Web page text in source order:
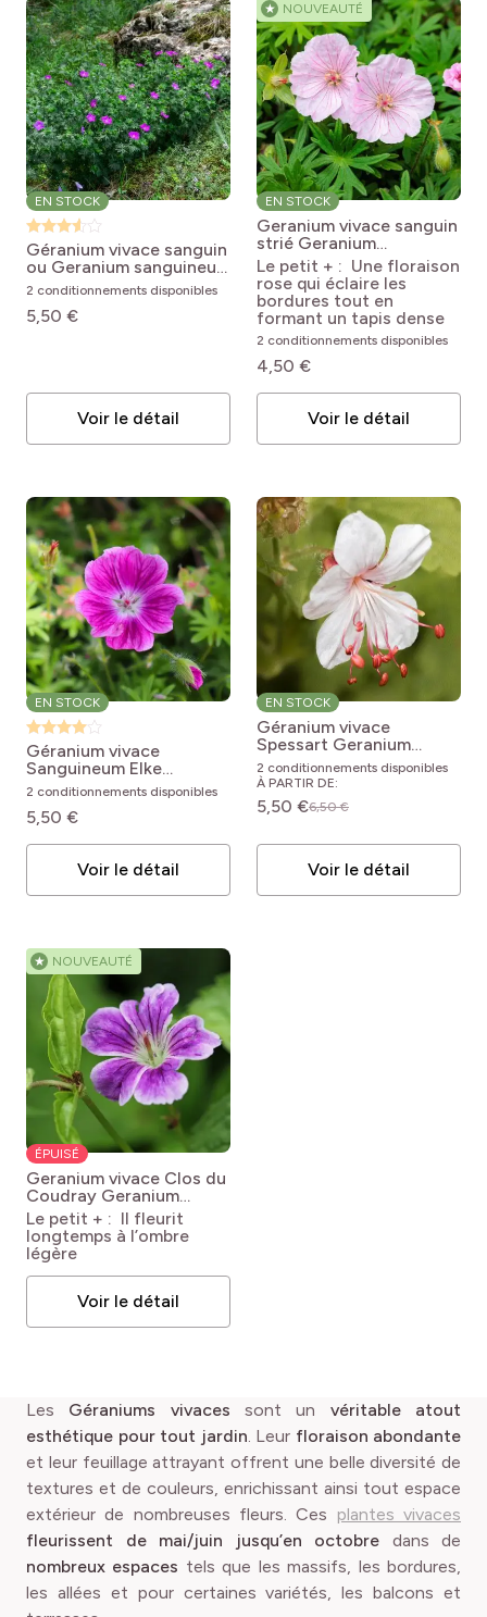
EN STOCK
Géranium vivace sanguin
ou Geranium sanguineum
Geranium sanguineum
2 conditionnements disponibles
5,50 €
Voir le détail
★ NOUVEAUTÉ
EN STOCK
Geranium vivace sanguin
strié Geranium
sanguineum var. striatum
Le petit + : Une floraison
rose qui éclaire les
bordures tout en
formant un tapis dense
2 conditionnements disponibles
4,50 €
Voir le détail
EN STOCK
Géranium vivace
Sanguineum Elke
Geranium sanguineum
Elke
2 conditionnements disponibles
5,50 €
Voir le détail
EN STOCK
Géranium vivace
Spessart Geranium
macrorrhizum Spessart
2 conditionnements disponibles
À PARTIR DE:
5,50 €6,50 €
Voir le détail
★ NOUVEAUTÉ
ÉPUISÉ
Geranium vivace Clos du
Coudray Geranium
nodosum Clos du
Coudray
Le petit + : Il fleurit
longtemps à l’ombre
légère
Voir le détail
Les Géraniums vivaces sont un véritable atout
esthétique pour tout jardin. Leur floraison abondante
et leur feuillage attrayant offrent une belle diversité de
textures et de couleurs, enrichissant ainsi tout espace
extérieur de nombreuses fleurs. Ces plantes vivaces
fleurissent de mai/juin jusqu’en octobre dans de
nombreux espaces tels que les massifs, les bordures,
les allées et pour certaines variétés, les balcons et